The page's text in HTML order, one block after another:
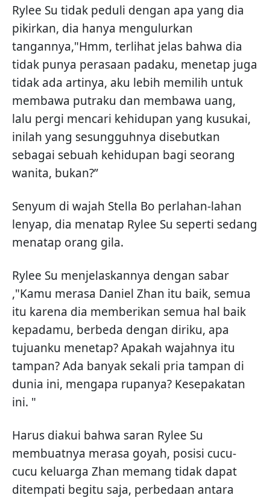
Rylee Su tidak peduli dengan apa yang dia
pikirkan, dia hanya mengulurkan
tangannya,"Hmm, terlihat jelas bahwa dia
tidak punya perasaan padaku, menetap juga
tidak ada artinya, aku lebih memilih untuk
membawa putraku dan membawa uang,
lalu pergi mencari kehidupan yang kusukai,
inilah yang sesungguhnya disebutkan
sebagai sebuah kehidupan bagi seorang
wanita, bukan?”
Senyum di wajah Stella Bo perlahan-lahan
lenyap, dia menatap Rylee Su seperti sedang
menatap orang gila.
Rylee Su menjelaskannya dengan sabar
,"Kamu merasa Daniel Zhan itu baik, semua
itu karena dia memberikan semua hal baik
kepadamu, berbeda dengan diriku, apa
tujuanku menetap? Apakah wajahnya itu
tampan? Ada banyak sekali pria tampan di
dunia ini, mengapa rupanya? Kesepakatan
ini. "
Harus diakui bahwa saran Rylee Su
membuatnya merasa goyah, posisi cucu-
cucu keluarga Zhan memang tidak dapat
ditempati begitu saja, perbedaan antara